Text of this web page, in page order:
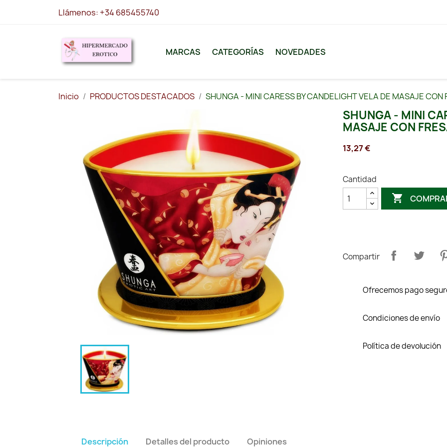
Llámenos: +34 685455740
MARCAS CATEGORÍAS NOVEDADES
Inicio PRODUCTOS DESTACADOS SHUNGA - MINI CARESS BY CANDELIGHT VELA DE MASAJE CON
SHUNGA - MINI
MASAJE CON
13,27 €
Cantidad

Compartir
Ofrecemos pago
Condiciones de envío
Política de devolución
Descripción Detalles del producto Opiniones